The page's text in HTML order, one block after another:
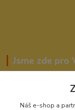
Jsme zde pro
Náš e-shop a